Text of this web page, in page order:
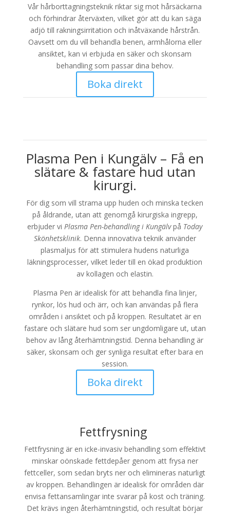
Vår hårborttagningsteknik riktar sig mot hårsäckarna
och förhindrar återväxten, vilket gör att du kan säga
adjö till rakningsirritation och inåtväxande hårstrån.
Oavsett om du vill behandla benen, armhålorna eller
ansiktet, kan vi erbjuda en säker och skonsam
behandling som passar dina behov.
Boka direkt
Plasma Pen i Kungälv – Få en
slätare & fastare hud utan
kirurgi.
För dig som vill strama upp huden och minska tecken
på åldrande, utan att genomgå kirurgiska ingrepp,
erbjuder vi Plasma Pen-behandling i Kungälvpå Today
Skönhetsklinik. Denna innovativa teknik använder
plasmaljus för att stimulera hudens naturliga
läkningsprocesser, vilket leder till en ökad produktion
av kollagen och elastin.
Plasma Pen är idealisk för att behandla fina linjer,
rynkor, lös hud och ärr, och kan användas på flera
områden i ansiktet och på kroppen. Resultatet är en
fastare och slätare hud som ser ungdomligare ut, utan
behov av lång återhämtningstid. Denna behandling är
säker, skonsam och ger synliga resultat efter bara en
session.
Boka direkt
Fettfrysning
Fettfrysning är en icke-invasiv behandling som effektivt
minskar oönskade fettdepåer genom att frysa ner
fettceller, som sedan bryts ner och elimineras naturligt
av kroppen. Behandlingen är idealisk för områden där
envisa fettansamlingar inte svarar på kost och träning.
Det krävs ingen återhämtningstid, och resultat börjar